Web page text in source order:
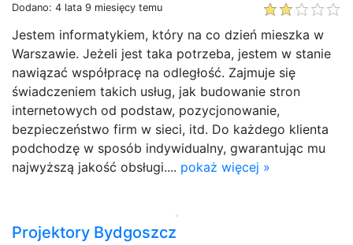
Dodano: 4 lata 9 miesięcy temu
Jestem informatykiem, który na co dzień mieszka w
Warszawie. Jeżeli jest taka potrzeba, jestem w stanie
nawiązać współpracę na odległość. Zajmuje się
świadczeniem takich usług, jak budowanie stron
internetowych od podstaw, pozycjonowanie,
bezpieczeństwo firm w sieci, itd. Do każdego klienta
podchodzę w sposób indywidualny, gwarantując mu
najwyższą jakość obsługi.... pokaż więcej »
Projektory Bydgoszcz